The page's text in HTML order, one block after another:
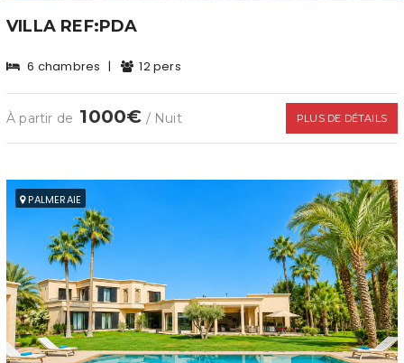
VILLA REF:PDA
6 chambres | 12 pers
À partir de 1000€ / Nuit PLUS DE DÉTAILS
PALMERAIE